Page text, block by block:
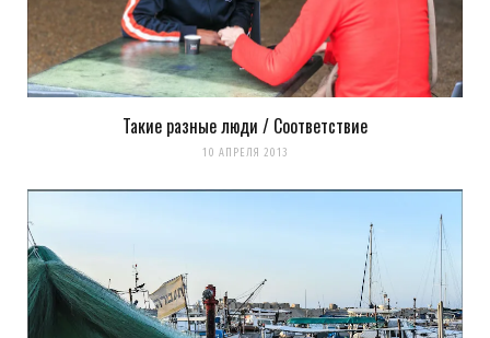
Такие разные люди / Соответствие
10 АПРЕЛЯ 2013